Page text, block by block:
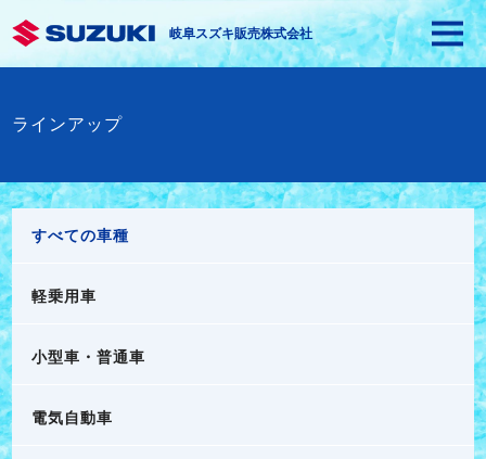
岐阜スズキ販売株式会社
ラインアップ
すべての車種
軽乗用車
小型車・普通車
電気自動車